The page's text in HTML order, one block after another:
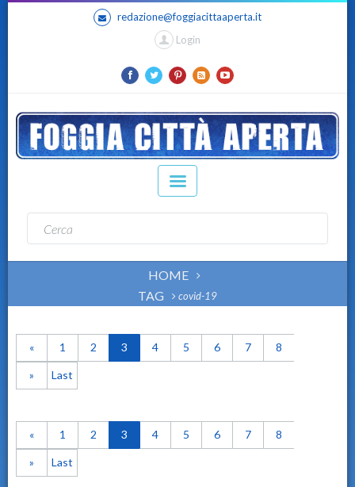
redazione@foggiacittaaperta.it
Login
HOME
TAG
covid-19
« 1 2 3 4 5 6 7 8
» Last
« 1 2 3 4 5 6 7 8
» Last